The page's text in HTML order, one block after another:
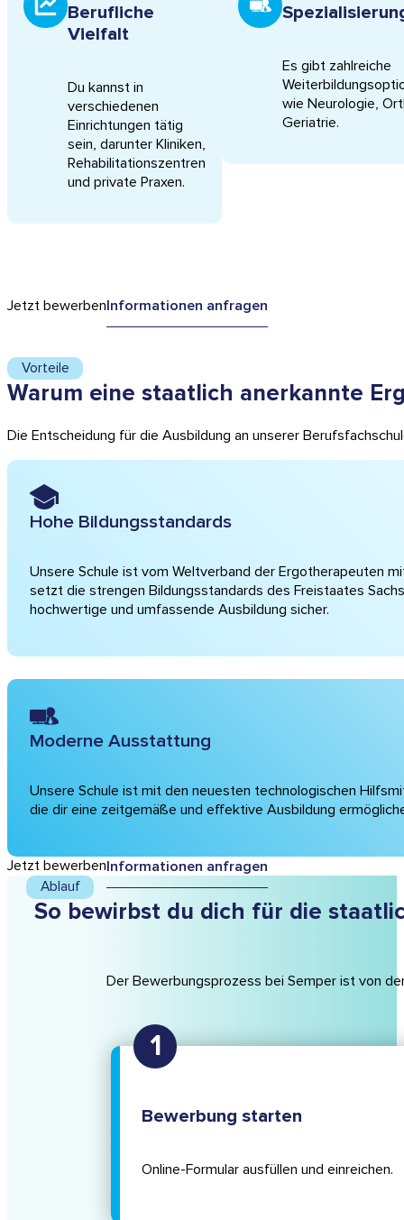
Berufliche
Vielfalt
Du kannst in
verschiedenen
Einrichtungen tätig
sein, darunter Kliniken,
Rehabilitationszentren
und private Praxen.
Es gibt zahlreiche
wie Neurologie,
Geriatrie.
Jetzt bewerbenInformationen anfragen
Vorteile
Warum eine staatlich anerkannte
Die Entscheidung für die Ausbildung an unserer
Hohe Bildungsstandards
Unsere Schule ist vom Weltverband der Ergotherapeuten
setzt die strengen Bildungsstandards des Freistaates
hochwertige und umfassende Ausbildung sicher.
Moderne Ausstattung
Unsere Schule ist mit den neuesten technologischen
die dir eine zeitgemäße und effektive Ausbildung
Jetzt bewerbenInformationen anfragen
Ablauf
So bewirbst du dich für die
Der Bewerbungsprozess bei Semper ist von
Bewerbung starten
Online-Formular ausfüllen und einreichen.